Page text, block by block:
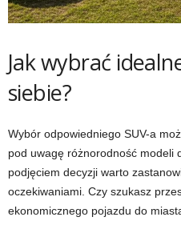
Jak wybrać
siebie?
Wybór odpowiedniego SUV-a
pod uwagę różnorodność modeli
podjęciem decyzji warto
oczekiwaniami. Czy szukasz
ekonomicznego pojazdu do